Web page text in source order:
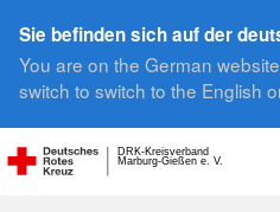
Sie befinden sich auf der
You are on the German
switch to switch to the English
Marburg-Gießen e. V.
DRK-Kreisverband